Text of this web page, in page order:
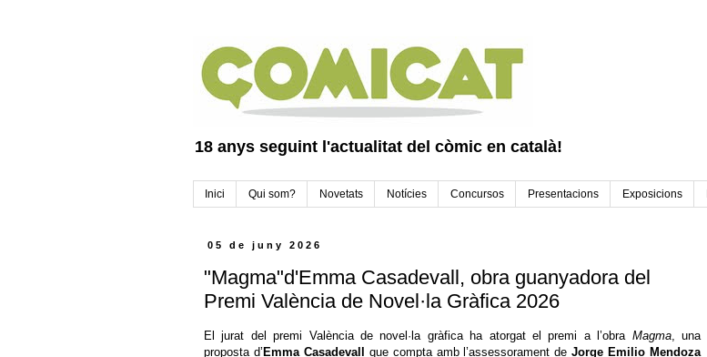
18 anys seguint l'actualitat del còmic en català!
Inici Qui som? Novetats Notícies Concursos Presentacions Exposicions
05 de juny 2026
"Magma"d'Emma Casadevall, obra guanyadora del
Premi València de Novel·la Gràfica 2026
El jurat del premi València de novel·la gràfica ha atorgat el premi a l’obra Magma, una
proposta d’ Emma Casadevall que compta amb l’assessorament deJorge Emilio Mendoza